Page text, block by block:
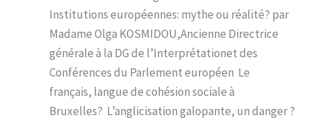
Institutions européennes: mythe ou réalité? par
Madame Olga KOSMIDOU,Ancienne Directrice
générale à la DG de l’Interprétationet des
Conférences du Parlement européen Le
français, langue de cohésion sociale à
Bruxelles? L’anglicisation galopante, un danger ?